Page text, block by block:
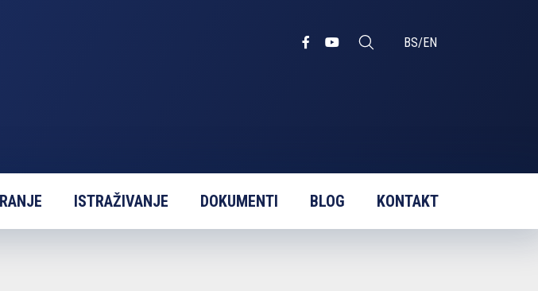
BS/EN
ISTRAŽIVANJE DOKUMENTI BLOG KONTAKT